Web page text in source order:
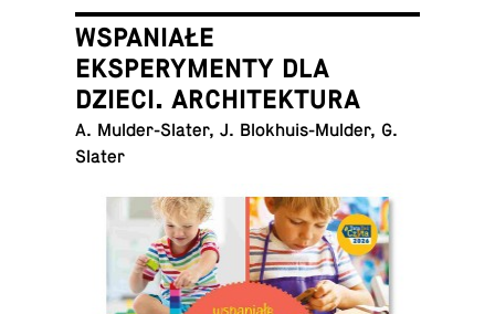
WSPANIAŁE
EKSPERYMENTY DLA
DZIECI. ARCHITEKTURA
A. Mul­der-Sla­ter, J. Blo­khu­is-Mul­der, G.
Slater